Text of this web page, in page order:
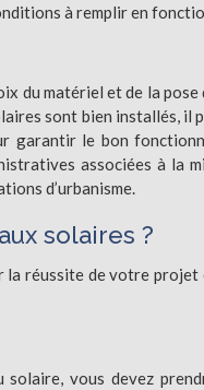
à remplir en
du matériel et de la pose
sont bien installés, il
garantir le bon
associées à la
d’urbanisme.
solaires ?
réussite de votre projet
vous devez